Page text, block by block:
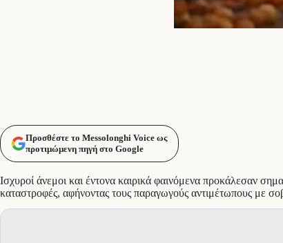
Προσθέστε το Messolonghi Voice ως
προτιμώμενη πηγή στο Google
Ισχυροί άνεμοι και έντονα καιρικά φαινόμενα προκάλεσαν
καταστροφές, αφήνοντας τους παραγωγούς αντιμέτωπους με